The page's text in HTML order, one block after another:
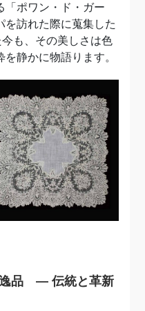
「ポワン・ド・ガー
を訪れた際に蒐集した
も、その美しさは色
静かに物語ります。
逸品 ― 伝統と革新